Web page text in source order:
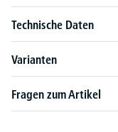
Technische Daten
Varianten
Fragen zum Artikel